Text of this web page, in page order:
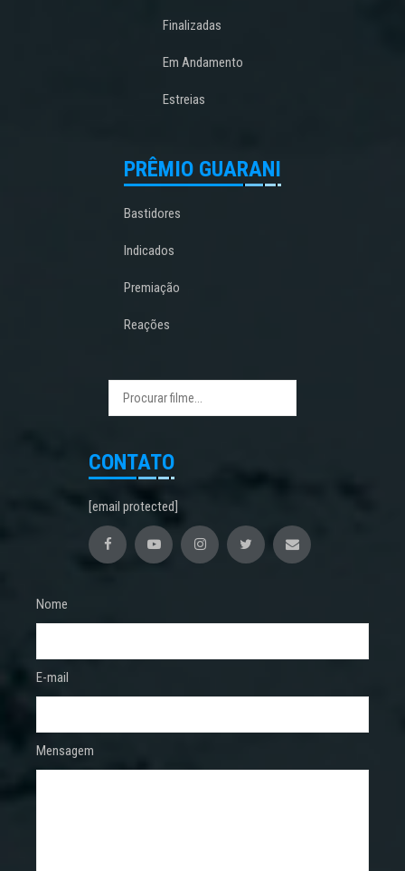
Finalizadas
Em Andamento
Estreias
PRÊMIO GUARANI
Bastidores
Indicados
Premiação
Reações
CONTATO
[email protected]
Nome
E-mail
Mensagem